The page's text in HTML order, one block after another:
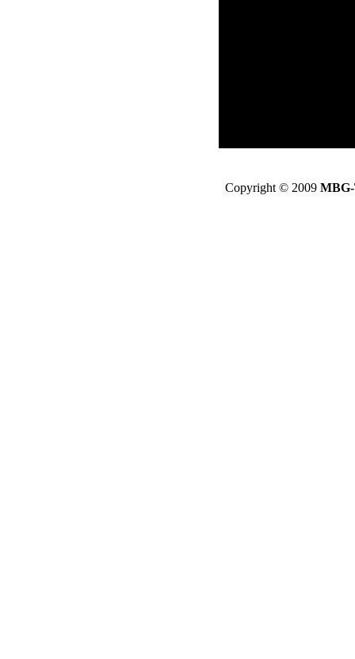
Copyright © 2009